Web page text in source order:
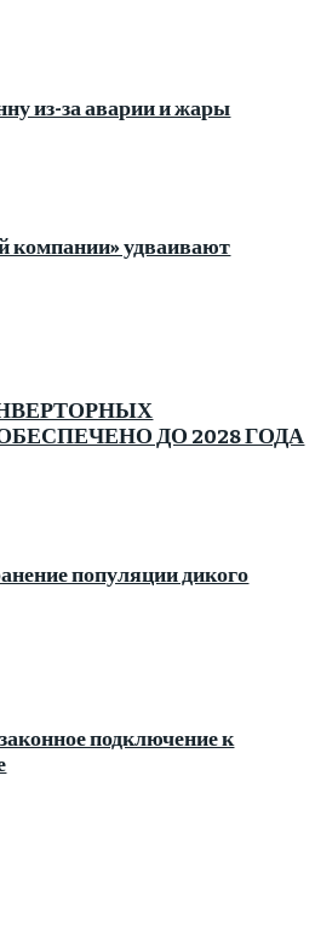
из-за аварии и жары
компании» удваивают
ДО 2028 ГОДА
популяции дикого
подключение к